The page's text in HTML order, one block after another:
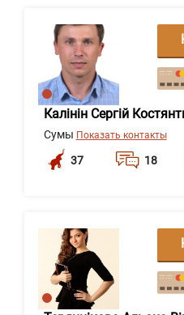
Калінін Сергій
Сумы Показать контакты
37 18